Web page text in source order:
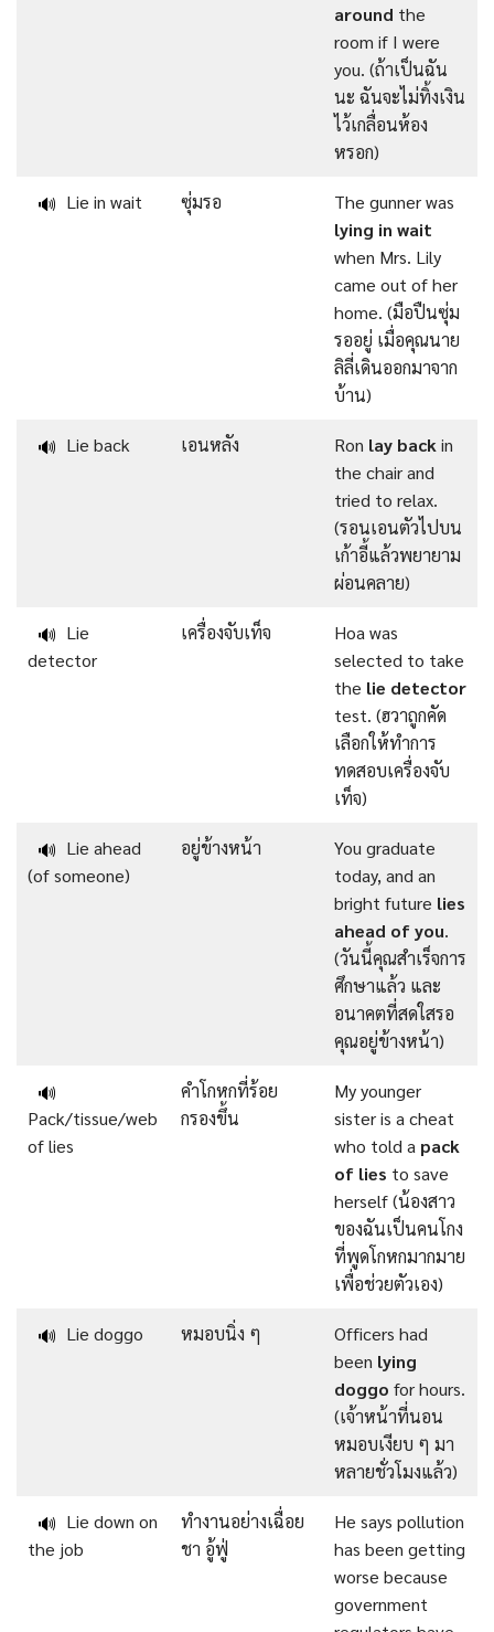
around the
room if I were
you. (ถ้าเป็นฉัน
นะ ฉันจะไม่ทิ้งเงิน
ไว้เกลื่อนห้อง
หรอก)
🔊 Lie in wait ซุ่มรอ
The gunner was
lying in wait
when Mrs. Lily
came out of her
home. (มือปืนซุ่ม
รออยู่ เมื่อคุณนาย
ลิลี่เดินออกมาจาก
บ้าน)
🔊 Lie back เอนหลัง Ron lay back in
the chair and
tried to relax.
(รอนเอนตัวไปบน
เก้าอี้แล้วพยายาม
ผ่อนคลาย)
🔊 Lie
detector
เครื่องจับเท็จ
Hoa was
selected to take
the lie detector
test. (ฮวาถูกคัด
เลือกให้ทำการ
ทดสอบเครื่องจับ
เท็จ)
🔊 Lie ahead
(of someone)
อยู่ข้างหน้า
You graduate
today, and an
bright future lies
ahead of you.
(วันนี้คุณสำเร็จการ
ศึกษาแล้ว และ
อนาคตที่สดใสรอ
คุณอยู่ข้างหน้า)
🔊
Pack/tissue/web
of lies
คำโกหกที่ร้อย
กรองขึ้น
My younger
sister is a cheat
who told a pack
of lies to save
herself (น้องสาว
ของฉันเป็นคนโกง
ที่พูดโกหกมากมาย
เพื่อช่วยตัวเอง)
🔊 Lie doggo หมอบนิ่ง ๆ
Officers had
been lying
doggo for hours.
(เจ้าหน้าที่นอน
หมอบเงียบ ๆ มา
หลายชั่วโมงแล้ว)
🔊 Lie down on
the job
ทำงานอย่างเฉื่อย
ชา อู้ฟู่
He says pollution
has been getting
worse because
government